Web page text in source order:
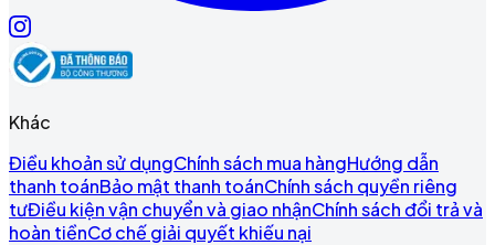
Khác
Điều khoản sử dụngChính sách mua hàngHướng dẫn
thanh toánBảo mật thanh toánChính sách quyền riêng
tưĐiều kiện vận chuyển và giao nhậnChính sách đổi trả và
hoàn tiềnCơ chế giải quyết khiếu nại